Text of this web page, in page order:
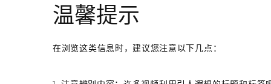
温馨提示
在浏览这类信息时，建议您注意以下几点：